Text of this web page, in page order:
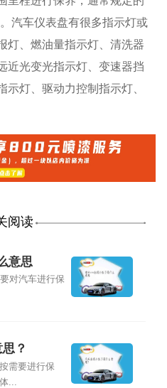
汽车仪表盘有很多指示灯或
灯、燃油量指示灯、清洗器
近光变光指示灯、变速器挡
灯、驱动力控制指示灯、
阅读
意思
对汽车进行保
？
需要进行保
...